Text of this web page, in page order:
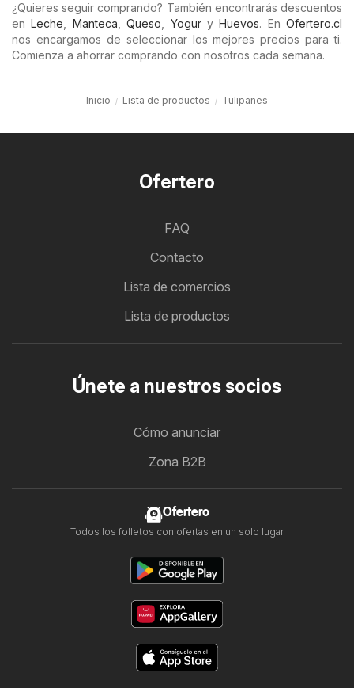
¿Quieres seguir comprando? También encontrarás descuentos
enLeche Manteca ,Queso YoguryHuevos. En Ofertero.cl
nos encargamos de seleccionar los mejores precios para ti.
Comienza a ahorrar comprando con nosotros cada semana.
Inicio Lista de productos Tulipanes
Ofertero
FAQ
Contacto
Lista de comercios
Lista de productos
Únete a nuestros socios
Cómo anunciar
Zona B2B
Ofertero
Todos los folletos con ofertas en un solo lugar